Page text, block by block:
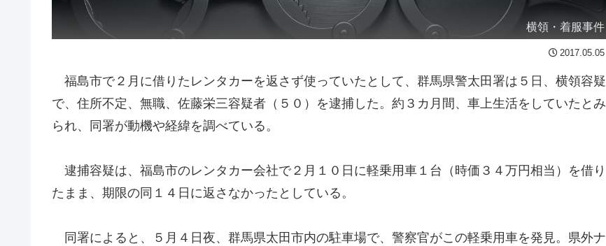
横領・着服事件
2017.05.05
福島市で２月に借りたレンタカーを返さず使っていたとして、群馬県警太田署は５日、横領容疑
で、住所不定、無職、佐藤栄三容疑者（５０）を逮捕した。約３カ月間、車上生活をしていたとみ
られ、同署が動機や経緯を調べている。
逮捕容疑は、福島市のレンタカー会社で２月１０日に軽乗用車１台（時価３４万円相当）を借り
たまま、期限の同１４日に返さなかったとしている。
同署によると、５月４日夜、群馬県太田市内の駐車場で、警察官がこの軽乗用車を発見。県外ナ